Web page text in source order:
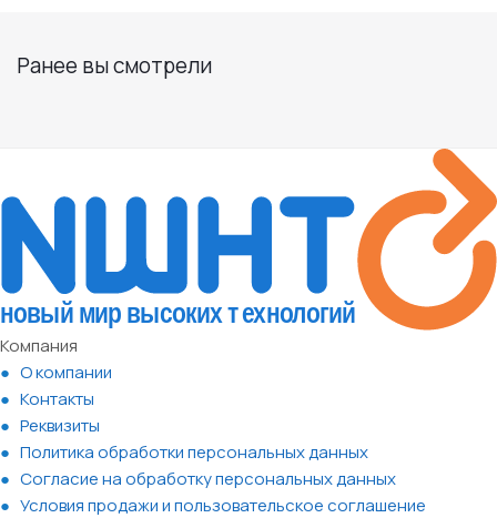
Ранее вы смотрели
Компания
О компании
Контакты
Реквизиты
Политика обработки персональных данных
Согласие на обработку персональных данных
Условия продажи и пользовательское соглашение